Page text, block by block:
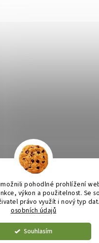
pohodlné prohlížení
výkon a použitelnost. Se
právo využít i nový typ
osobních údajů
Souhlasím